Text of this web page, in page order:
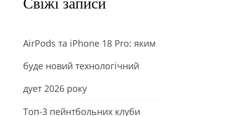
АirРods та iРhone 18 Рro: яким
буде новий технологічний
дует 2026 року
Топ-3 пейнтбольних клуби